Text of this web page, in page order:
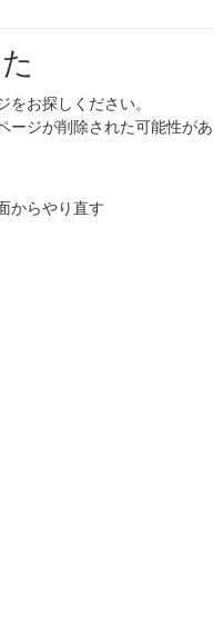
お探しください。
ージが削除された可能性があ
からやり直す